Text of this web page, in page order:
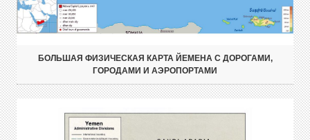
БОЛЬШАЯ ФИЗИЧЕСКАЯ КАРТА ЙЕМЕНА С ДОРОГАМИ,
ГОРОДАМИ И АЭРОПОРТАМИ